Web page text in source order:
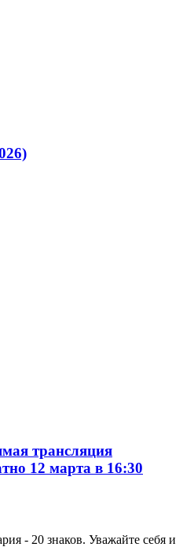
трансляция
12 марта в 16:30
- 20 знаков. Уважайте себя и